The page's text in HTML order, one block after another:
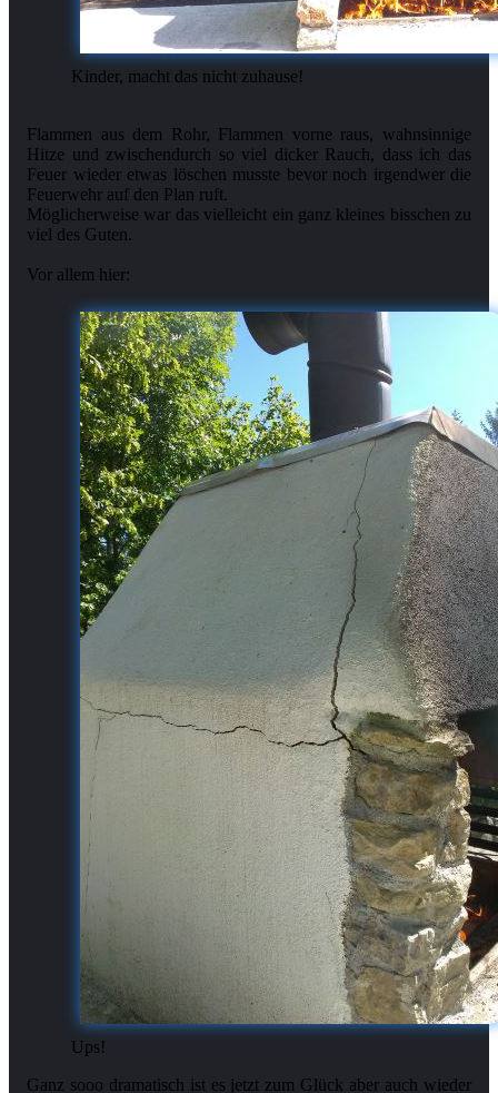
Kinder, macht das nicht zuhause!
Flammen aus dem Rohr, Flammen vorne raus, wahnsinnige
Hitze und zwischendurch so viel dicker Rauch, dass ich das
Feuer wieder etwas löschen musste bevor noch irgendwer die
Feuerwehr auf den Plan ruft.
Möglicherweise war das vielleicht ein ganz kleines bisschen zu
viel des Guten.
Ups!
Ganz sooo dramatisch ist es jetzt zum Glück aber auch wieder